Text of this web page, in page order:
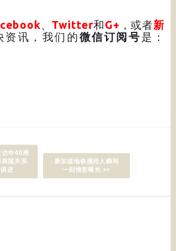
、 Twitter和G+ ，或者新
资讯，我们的微信订阅号 是：
华40周
国关系
进
新加坡地铁撞死人瞬间
一刻情形曝光 >>